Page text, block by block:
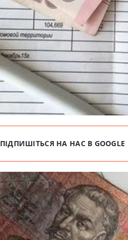
ПІДПИШІТЬСЯ НА НАС В GOOGLE